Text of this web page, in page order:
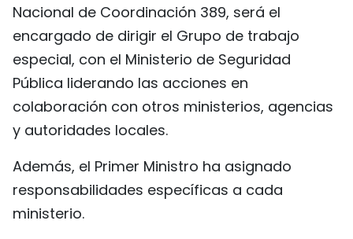
Nacional de Coordinación 389, será el
encargado de dirigir el Grupo de trabajo
especial, con el Ministerio de Seguridad
Pública liderando las acciones en
colaboración con otros ministerios, agencias
y autoridades locales.
Además, el Primer Ministro ha asignado
responsabilidades específicas a cada
ministerio.